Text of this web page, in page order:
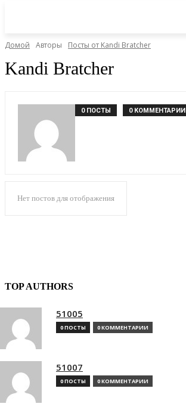
Домой Авторы Посты от Kandi Bratcher
Kandi Bratcher
0 ПОСТЫ 0 КОММЕНТАРИИ
Нет постов для отображения
TOP AUTHORS
51005
0 ПОСТЫ 0 КОММЕНТАРИИ
51007
0 ПОСТЫ 0 КОММЕНТАРИИ